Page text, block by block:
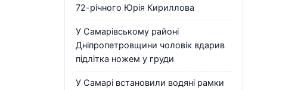
72-річного Юрія Кириллова
У Самарівському районі
Дніпропетровщини чоловік вдарив
підлітка ножем у груди
У Самарі встановили водяні рамки